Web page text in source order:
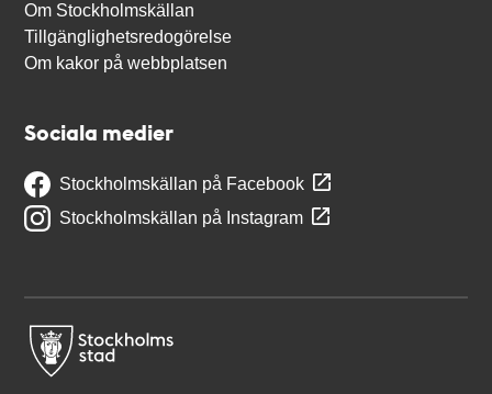
Om Stockholmskällan
Tillgänglighetsredogörelse
Om kakor på webbplatsen
Sociala medier
Stockholmskällan på Facebook
Stockholmskällan på Instagram